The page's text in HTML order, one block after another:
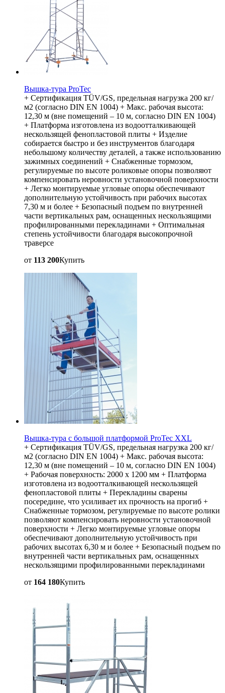
Вышка-тура ProTec
+ Сертификация TÜV/GS, предельная нагрузка 200 кг/
м2 (согласно DIN EN 1004) + Макс. рабочая высота:
12,30 м (вне помещений – 10 м, согласно DIN EN 1004)
+ Платформа изготовлена из водоотталкивающей
нескользящей фенопластовой плиты + Изделие
собирается быстро и без инструментов благодаря
небольшому количеству деталей, а также использованию
зажимных соединений + Снабженные тормозом,
регулируемые по высоте роликовые опоры позволяют
компенсировать неровности установочной поверхности
+ Легко монтируемые угловые опоры обеспечивают
дополнительную устойчивость при рабочих высотах
7,30 м и более + Безопасный подъем по внутренней
части вертикальных рам, оснащенных нескользящими
профилированными перекладинами + Оптимальная
степень устойчивости благодаря высокопрочной
траверсе
от 113 200Купить
Вышка-тура с большой платформой ProTec XXL
+ Сертификация TÜV/GS, предельная нагрузка 200 кг/
м2 (согласно DIN EN 1004) + Макс. рабочая высота:
12,30 м (вне помещений – 10 м, согласно DIN EN 1004)
+ Рабочая поверхность: 2000 х 1200 мм + Платформа
изготовлена из водоотталкивающей нескользящей
фенопластовой плиты + Перекладины сварены
посередине, что усиливает их прочность на прогиб +
Снабженные тормозом, регулируемые по высоте ролики
позволяют компенсировать неровности установочной
поверхности + Легко монтируемые угловые опоры
обеспечивают дополнительную устойчивость при
рабочих высотах 6,30 м и более + Безопасный подъем по
внутренней части вертикальных рам, оснащенных
нескользящими профилированными перекладинами
от 164 180Купить